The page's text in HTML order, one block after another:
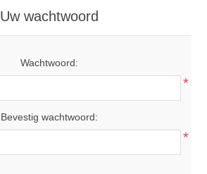
Uw wachtwoord
Wachtwoord:
*
Bevestig wachtwoord:
*